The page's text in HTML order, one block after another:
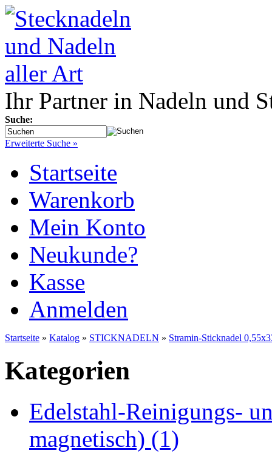
Ihr Partner in Nadeln und
Suche:
Erweiterte Suche »
Startseite
Warenkorb
Mein Konto
Neukunde?
Kasse
Anmelden
Startseite » Katalog » STICKNADELN » Stramin-Sticknadel
Kategorien
Edelstahl-Reinigungs-
magnetisch) (1)